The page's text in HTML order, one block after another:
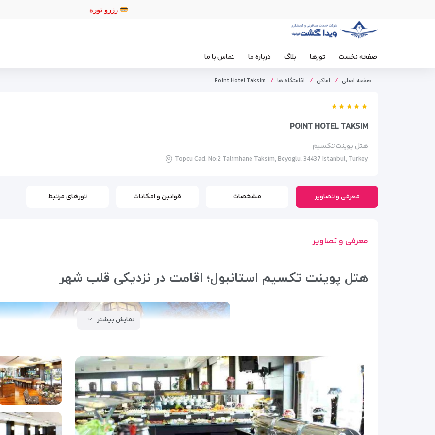
رزرو تورهای ا
صفحه نخست تورها بلاگ درباره ما تماس با ما
صفحه اصلی اماکن اقامتگاه ها Point Hotel Taksim
POINT HOTEL TAKSIM
هتل پوینت تکسیم
Topcu Cad. No:2 Talimhane Taksim, Beyoglu, 34437 Istanbul, Turkey
معرفی و تصاویر مشخصات قوانین و امکانات تورهای مرتبط
معرفی و تصاویر
هتل پوینت تکسیم استانبول؛ اقامت در نزدیکی قلب شهر
نمایش بیشتر